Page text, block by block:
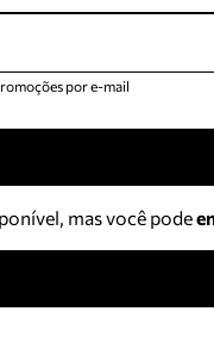
por e-mail
mas você pode